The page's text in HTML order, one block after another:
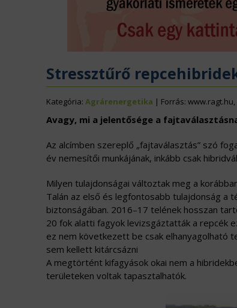
ÁLLATTENYÉSZTÉS
ÉLELMISZERIPAR
EURÓPAI UNIÓ
Stressztűrő
Kategória: Agrárenergetika | Forrás:
Avagy, mi a jelentősége a
Az alcímben szereplő „fajtaválasztás” szó
év nemesítői munkájának, inkább csak
Milyen tulajdonságai változtak meg a
Talán az első és legfontosabb tulajdonság a
biztonságában. 2016–17 telének hosszan
20 fok alatti fagyok levizsgáztatták a repcék
ez nem következett be csak elhanyagolható
sem kellett kitárcsázni
A megtörtént kifagyások okai nem a
területeken voltak tapasztalhatók.